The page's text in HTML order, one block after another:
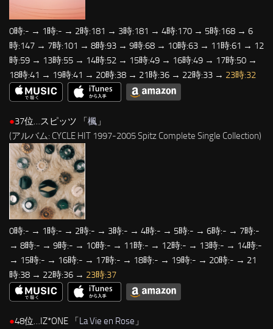
0時:- → 1時:- → 2時:181 → 3時:181 → 4時:170 → 5時:168 → 6
時:147 → 7時:101 → 8時:93 → 9時:68 → 10時:63 → 11時:61 → 12
時:59 → 13時:55 → 14時:52 → 15時:49 → 16時:49 → 17時:50 →
18時:41 → 19時:41 → 20時:38 → 21時:36 → 22時:33 → 23時:32
●37位…スピッツ 「楓 」
(アルバム: CYCLE HIT 1997-2005 Spitz Complete Single Collection)
0時:- → 1時:- → 2時:- → 3時:- → 4時:- → 5時:- → 6時:- → 7時:-
→ 8時:- → 9時:- → 10時:- → 11時:- → 12時:- → 13時:- → 14時:-
→ 15時:- → 16時:- → 17時:- → 18時:- → 19時:- → 20時:- → 21
時:38 → 22時:36 → 23時:37
●48位…IZ*ONE 「La Vie en Rose 」